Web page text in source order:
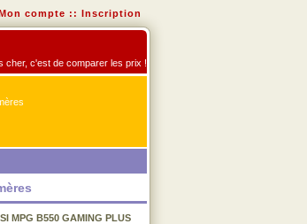
compte :: Inscription
cher, c'est de comparer les prix !
MPG B550 GAMING PLUS